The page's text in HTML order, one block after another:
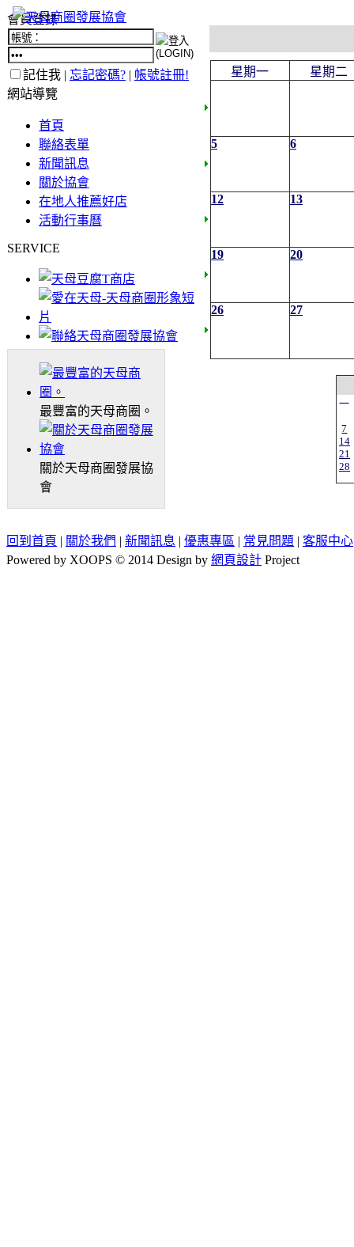
會員登錄
記住我 | 忘記密碼? | 帳號註冊!
網站導覽
首頁
聯絡表單
新聞訊息
關於協會
在地人推薦好店
活動行事曆
SERVICE
最豐富的天母商圈。
關於天母商圈發展協
會
星期一 星期二
5 6
12 13
19 20
26 27
一
7
14
21
28
回到首頁 | 關於我們 | 新聞訊息 | 優惠專區 | 常見問題 | 客服中心
Powered by XOOPS © 2014 Design by 網頁設計 Project